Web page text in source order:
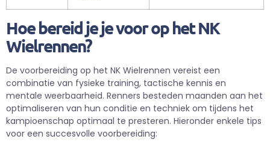
Hoe bereid je je voor op het NK
Wielrennen?
De voorbereiding op het NK Wielrennen vereist een
combinatie van fysieke training, tactische kennis en
mentale weerbaarheid. Renners besteden maanden aan het
optimaliseren van hun conditie en techniek om tijdens het
kampioenschap optimaal te presteren. Hieronder enkele tips
voor een succesvolle voorbereiding: